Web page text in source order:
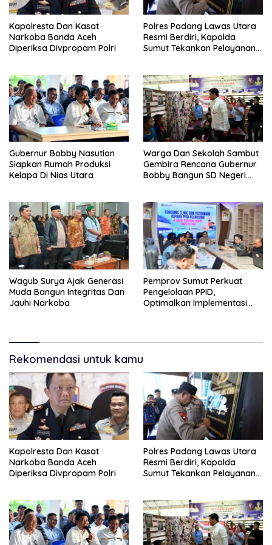
Kapolresta Dan Kasat
Narkoba Banda Aceh
Diperiksa Divpropam Polri
Polres Padang Lawas Utara
Resmi Berdiri, Kapolda
Sumut Tekankan Pelayanan
Gubernur Bobby Nasution
Siapkan Rumah Produksi
Kelapa Di Nias Utara
Warga Dan Sekolah Sambut
Gembira Rencana Gubernur
Bobby Bangun SD Negeri
Wagub Surya Ajak Generasi
Muda Bangun Integritas Dan
Jauhi Narkoba
Pemprov Sumut Perkuat
Pengelolaan PPID,
Optimalkan Implementasi
Rekomendasi untuk kamu
Kapolresta Dan Kasat
Narkoba Banda Aceh
Diperiksa Divpropam Polri
Polres Padang Lawas Utara
Resmi Berdiri, Kapolda
Sumut Tekankan Pelayanan